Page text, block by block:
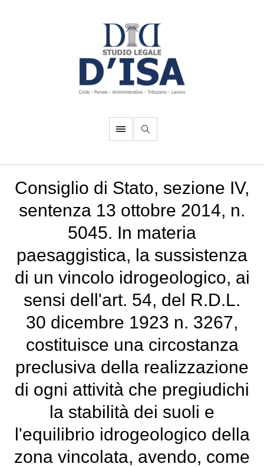
Consiglio di Stato, sezione IV,
sentenza 13 ottobre 2014, n.
5045. In materia
paesaggistica, la sussistenza
di un vincolo idrogeologico, ai
sensi dell'art. 54, del R.D.L.
30 dicembre 1923 n. 3267,
costituisce una circostanza
preclusiva della realizzazione
di ogni attività che pregiudichi
la stabilità dei suoli e
l'equilibrio idrogeologico della
zona vincolata, avendo, come